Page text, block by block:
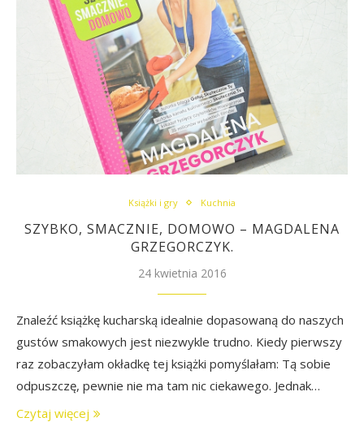
Książki i gry Kuchnia
SZYBKO, SMACZNIE, DOMOWO – MAGDALENA
GRZEGORCZYK.
24 kwietnia 2016
Znaleźć książkę kucharską idealnie dopasowaną do naszych
gustów smakowych jest niezwykle trudno. Kiedy pierwszy
raz zobaczyłam okładkę tej książki pomyślałam: Tą sobie
odpuszczę, pewnie nie ma tam nic ciekawego. Jednak…
Czytaj więcej